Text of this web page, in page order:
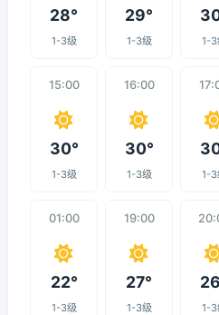
28°
1-3级
29°
1-3级 1-3
15:00
30°
1-3级
16:00
30°
1-3级 1-3
01:00
22°
1-3级
19:00
27°
1-3级 1-3